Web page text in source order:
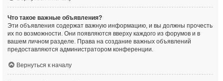
Что такое важные объявления?
Эти объявления содержат важную информацию, и вы должны прочесть
их по возможности. Они появляются вверху каждого из форумов и в
вашем личном разделе. Права на создание важных объявлений
предоставляются администратором конференции.
Вернуться к началу